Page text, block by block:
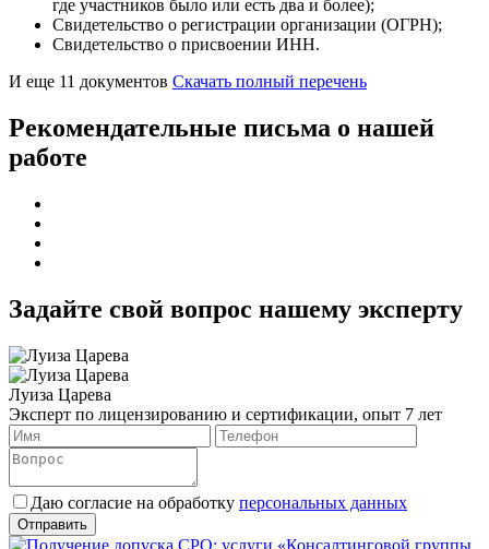
где участников было или есть два и более);
Свидетельство о регистрации организации (ОГРН);
Свидетельство о присвоении ИНН.
И еще 11 документов Скачать полный перечень
Рекомендательные письма о нашей
работе
Задайте свой вопрос нашему эксперту
Луиза Царева
Эксперт по лицензированию и сертификации, опыт 7 лет
Даю согласие на обработку персональных данных